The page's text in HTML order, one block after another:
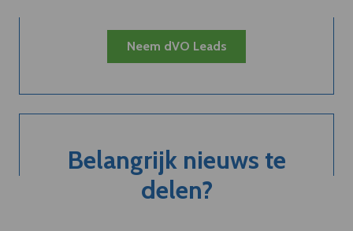
Neem dVO Leads
Belangrijk nieuws te
delen?